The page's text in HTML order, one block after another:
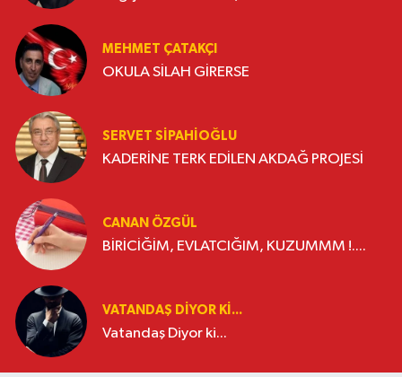
MEHMET ÇATAKÇI
OKULA SİLAH GİRERSE
SERVET SİPAHİOĞLU
KADERİNE TERK EDİLEN AKDAĞ PROJESİ
CANAN ÖZGÜL
BİRİCİĞİM, EVLATCIĞIM, KUZUMMM !....
VATANDAŞ DIYOR KI...
Vatandaş Diyor ki...